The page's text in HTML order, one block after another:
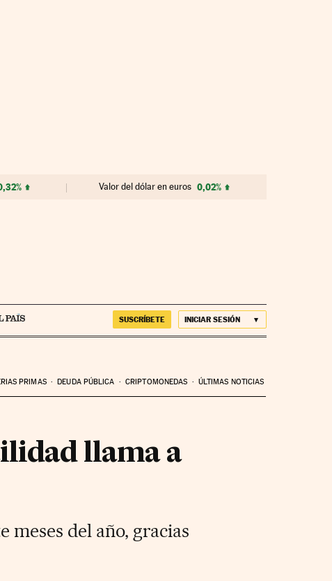
Valor del dólar en euros 0,02%
SUSCRÍBETE INICIAR SESIÓN
PRIMAS DEUDA PÚBLICA CRIPTOMONEDAS ÚLTIMAS NOTICIAS
llama a
meses del año, gracias